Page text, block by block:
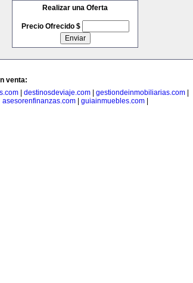
Realizar una Oferta
Precio Ofrecido $
venta:
| destinosdeviaje.com| gestiondeinmobiliarias.com|
asesorenfinanzas.com| guiainmuebles.com|